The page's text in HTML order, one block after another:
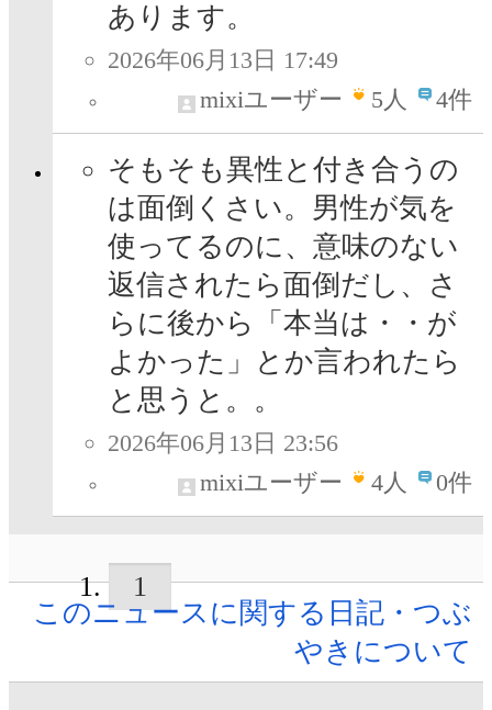
あります。
2026年06月13日 17:49
mixiユーザー
5人 4件
そもそも異性と付き合うの
は面倒くさい。男性が気を
使ってるのに、意味のない
返信されたら面倒だし、さ
らに後から「本当は・・が
よかった」とか言われたら
と思うと。。
2026年06月13日 23:56
mixiユーザー
4人 0件
1
このニュースに関する日記・つぶ
やきについて